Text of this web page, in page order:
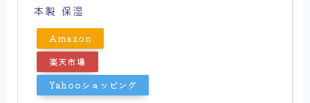
本製 保湿
Amazon
楽天市場
Yahooショッピング